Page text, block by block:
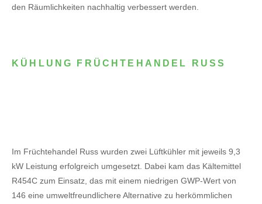
den Räumlichkeiten nachhaltig verbessert werden.
KÜHLUNG FRÜCHTEHANDEL RUSS
Im Früchtehandel Russ wurden zwei Lüftkühler mit jeweils 9,3
kW Leistung erfolgreich umgesetzt. Dabei kam das Kältemittel
R454C zum Einsatz, das mit einem niedrigen GWP-Wert von
146 eine umweltfreundlichere Alternative zu herkömmlichen